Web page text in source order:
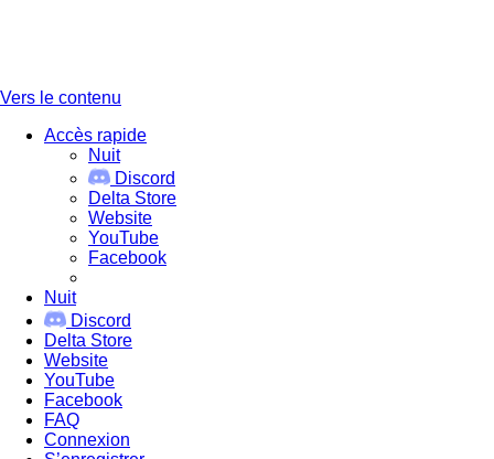
Vers le contenu
Accès rapide
Nuit
Discord
Delta Store
Website
YouTube
Facebook
Nuit
Discord
Delta Store
Website
YouTube
Facebook
FAQ
Connexion